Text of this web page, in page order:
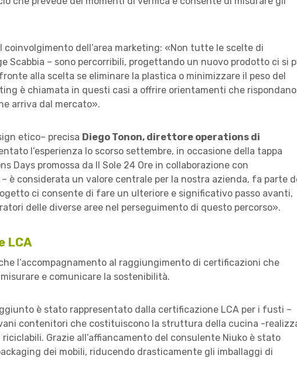
coinvolgimento dell’area marketing: «Non tutte le scelte di
Scabbia – sono percorribili, progettando un nuovo prodotto ci si
alla scelta se eliminare la plastica o minimizzare il peso del
è chiamata in questi casi a offrire orientamenti che rispondano
arriva dal mercato».
etico– precisa Diego Tonon, direttore operations di
l’esperienza lo scorso settembre, in occasione della tappa
Days promossa da Il Sole 24 Ore in collaborazione con
è considerata un valore centrale per la nostra azienda, fa parte
ci consente di fare un ulteriore e significativo passo avanti,
delle diverse aree nel perseguimento di questo percorso».
LCA
l’accompagnamento al raggiungimento di certificazioni che
e comunicare la sostenibilità.
è stato rappresentato dalla certificazione LCA per i fusti –
contenitori che costituiscono la struttura della cucina -
riciclabili. Grazie all’affiancamento del consulente Niuko è stato
dei mobili, riducendo drasticamente gli imballaggi di